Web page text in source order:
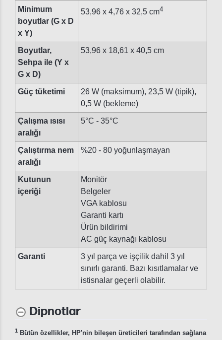
Minimum
boyutlar (G x D
x Y)
53,96 x 4,76 x 32,5 cm4
Boyutlar,
Sehpa ile (Y x
G x D)
53,96 x 18,61 x 40,5 cm
Güç tüketimi
26 W (maksimum), 23,5 W (tipik),
0,5 W (bekleme)
Çalışma ısısı
aralığı
5°C - 35°C
Çalıştırma nem
aralığı
%20 - 80 yoğunlaşmayan
Kutunun
içeriği
Monitör
Belgeler
VGA kablosu
Garanti kartı
Ürün bildirimi
AC güç kaynağı kablosu
Garanti
3 yıl parça ve işçilik dahil 3 yıl
sınırlı garanti. Bazı kısıtlamalar ve
istisnalar geçerli olabilir.
Dipnotlar
1 Bütün özellikler, HP'nin bileşen üreticileri tarafından sağlana